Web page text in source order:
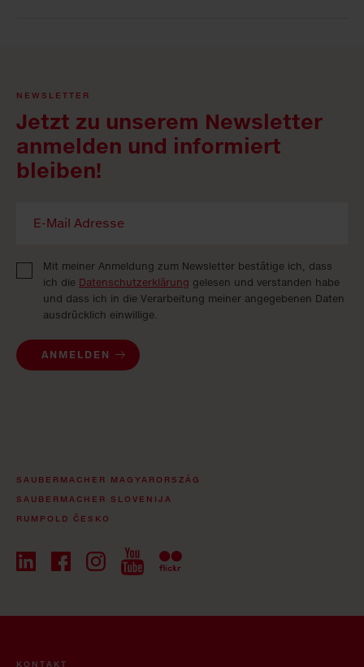
NEWSLETTER
Jetzt zu unserem Newsletter
anmelden und informiert
bleiben!
Mit meiner Anmeldung zum Newsletter bestätige ich, dass
ich die Datenschutzerklärung gelesen und verstanden habe
und dass ich in die Verarbeitung meiner angegebenen Daten
ausdrücklich einwillige.
ANMELDEN
SAUBERMACHER MAGYARORSZÁG
SAUBERMACHER SLOVENIJA
RUMPOLD ČESKO
KONTAKT